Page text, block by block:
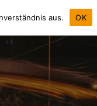
NEWS
aus. OK